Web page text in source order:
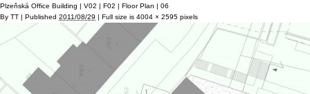
Plzeňská Office Building | V02 | F02 | Floor Plan | 06
By TT | Published 2011/08/29 | Full size is 4004 × 2595 pixels